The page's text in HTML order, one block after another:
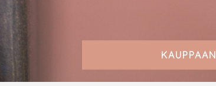
KAUPPAAN